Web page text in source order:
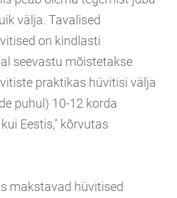
välja. Tavalised
on kindlasti
seevastu mõistetakse
praktikas hüvitisi välja
puhul) 10-12 korda
Eestis," kõrvutas
makstavad hüvitised